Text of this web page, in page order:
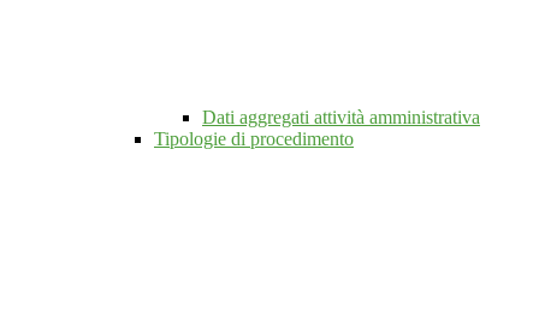
Dati aggregati attività amministrativa
Tipologie di procedimento